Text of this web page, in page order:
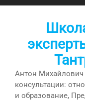
Перейти
Антон Михайлович
консультации:
и образование,